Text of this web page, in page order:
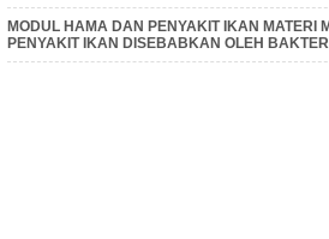
MODUL HAMA DAN PENYAKIT IKAN MATERI
PENYAKIT IKAN DISEBABKAN OLEH BAKTERI